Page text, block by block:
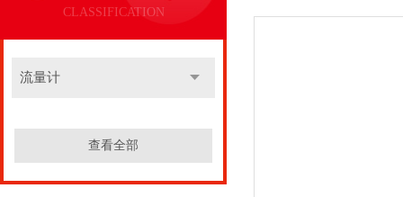
CLASSIFICATION
流量计
查看全部